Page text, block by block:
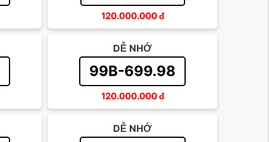
120.000.000đ
DỄ NHỚ
99B-699.98
120.000.000đ
DỄ NHỚ